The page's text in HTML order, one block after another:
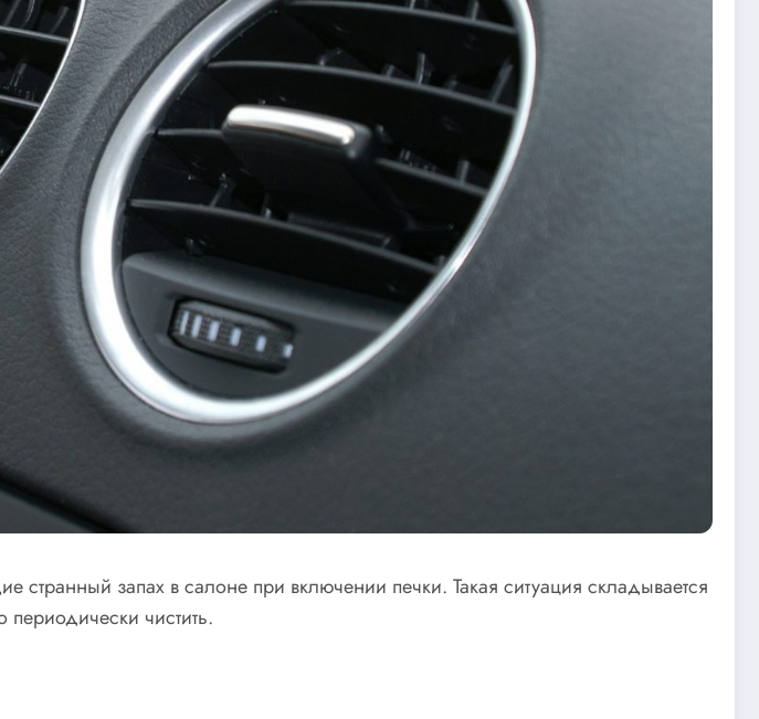
странный запах в салоне при включении печки. Такая ситуация складывается
чистить.